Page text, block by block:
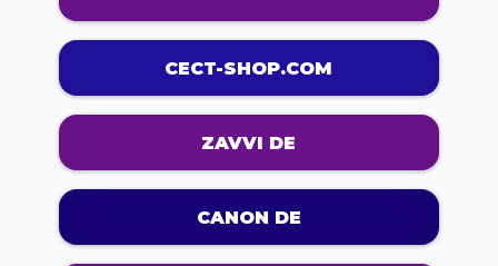
CECT-SHOP.COM
ZAVVI DE
CANON DE